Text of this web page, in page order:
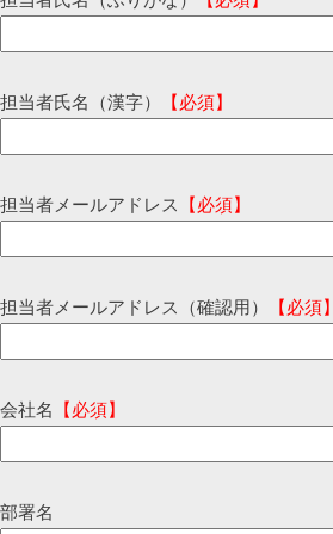
担当者氏名（漢字） 【必須】
担当者メールアドレス 【必須】
担当者メールアドレス（確認用） 【必須
会社名 【必須】
部署名